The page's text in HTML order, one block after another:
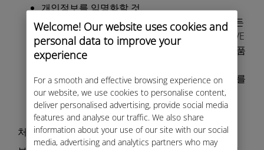
Welcome! Our website uses cookies and
personal data to improve your
experience
For a smooth and effective browsing experience on
our website, we use cookies to personalise content,
deliver personalised advertising, provide social media
features and analyse our traffic. We also share
information about your use of our site with our social
media, advertising and analytics partners who may
개인정보를 익명화할 것.
보안 문제를 재현하거나 검증하는 데 필요한 모든
세부 정보(IP 주소, URL, 취약점 설명, OWASP, CVE
또는 ATT&CK 참조), 스크린샷 및 영향을 받는 제품
및 서비스 목록을 포함할 것.
해당되는 경우, 생성된 테스트 계정의 세부 정보를
명시할 것.
처리 및 기밀 유지